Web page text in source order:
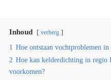
Inhoud verberg
1 Hoe ontstaan vochtproblemen in
2 Hoe kan kelderdichting in regio
voorkomen?